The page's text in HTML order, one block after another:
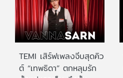
TEMI เสิร์ฟเพลงจีบสุดคิว
ต์ “เทพธิดา” ตกหลุมรัก